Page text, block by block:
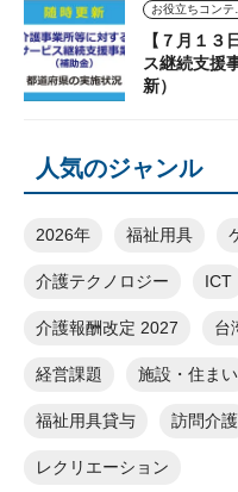
お
【７月１
ス継続支援
新）
人気のジャンル
2026年 福祉用具
介護テクノロジー ICT
介護報酬改定 2027 台
経営課題 施設・住まい
福祉用具貸与 訪問介護
レクリエーション